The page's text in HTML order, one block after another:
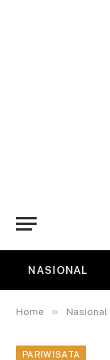
NASIONAL
Home » Nasional
PARIWISATA